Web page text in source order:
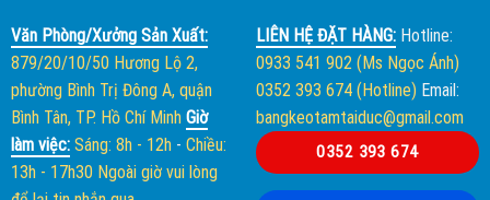
Văn Phòng/Xưởng Sản Xuất:
879/20/10/50 Hương Lộ 2,
phường Bình Trị Đông A, quận
Bình Tân, TP. Hồ Chí Minh Giờ
làm việc: Sáng: 8h - 12h- Chiều:
13h - 17h30 Ngoài giờ vui lòng
LIÊN HỆ ĐẶT HÀNG:Hotline:
0933 541 902 (Ms Ngọc Ánh)
0352 393 674 (Hotline) Email:
bangkeotamtaiduc@gmail.com
0352 393 674